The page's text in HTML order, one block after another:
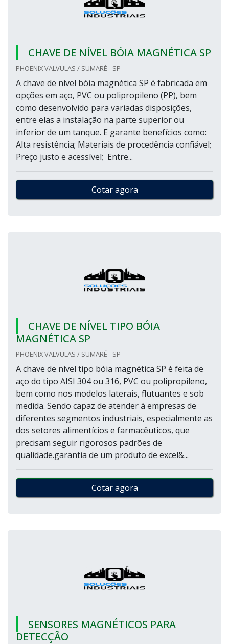
CHAVE DE NÍVEL BÓIA MAGNÉTICA SP
PHOENIX VALVULAS / SUMARÉ - SP
A chave de nível bóia magnética SP é fabricada em
opções em aço, PVC ou polipropileno (PP), bem
como desenvolvido para variadas disposições,
entre elas a instalação na parte superior ou
inferior de um tanque. E garante benefícios como:
Alta resistência; Materiais de procedência confiável;
Preço justo e acessível; Entre...
Cotar agora
CHAVE DE NÍVEL TIPO BÓIA
MAGNÉTICA SP
PHOENIX VALVULAS / SUMARÉ - SP
A chave de nível tipo bóia magnética SP é feita de
aço do tipo AISI 304 ou 316, PVC ou polipropileno,
bem como nos modelos laterais, flutuantes e sob
medida. Sendo capaz de atender à empresas de
diferentes segmentos industriais, especialmente as
dos setores alimentícios e farmacêuticos, que
precisam seguir rigorosos padrões de
qualidade.garantia de um produto de excel&...
Cotar agora
SENSORES MAGNÉTICOS PARA
DETECÇÃO